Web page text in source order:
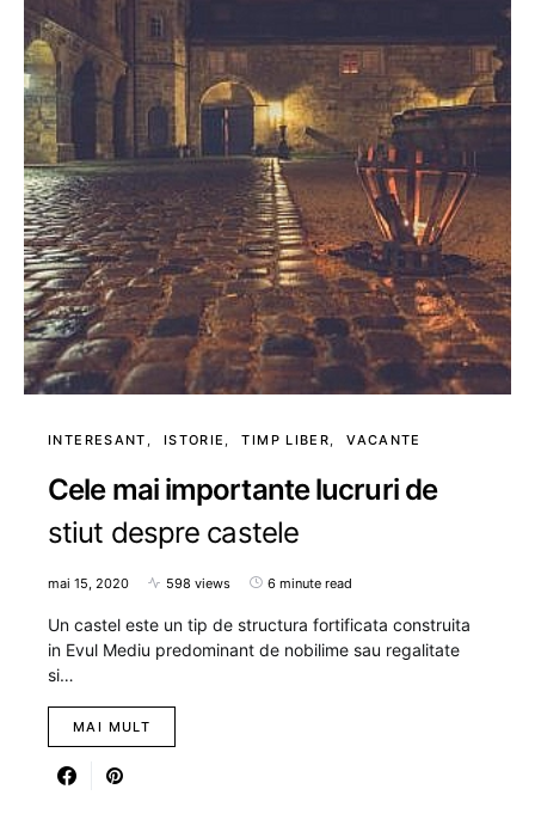
INTERESANT ISTORIE TIMP LIBER VACANTE
Cele mai importante lucruri de
stiut despre castele
mai 15, 2020 598 views 6 minute read
Un castel este un tip de structura fortificata construita
in Evul Mediu predominant de nobilime sau regalitate
si…
MAI MULT